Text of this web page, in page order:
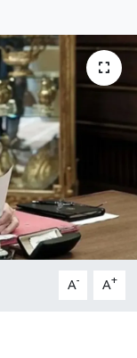
A- A+